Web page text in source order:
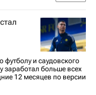
и саудовского
заработал больше всех
12 месяцев по версии